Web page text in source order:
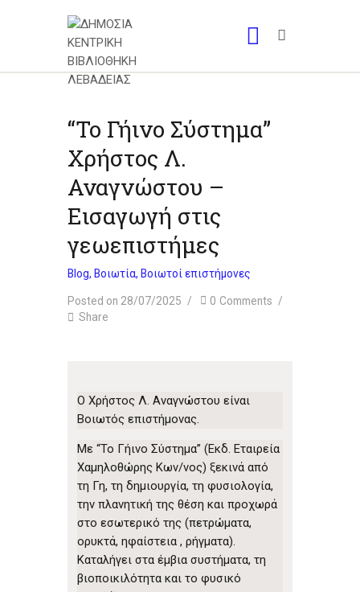
“Το Γήινο Σύστημα”
Χρήστος Λ.
Αναγνώστου –
Εισαγωγή στις
γεωεπιστήμες
Blog, Βοιωτία, Βοιωτοί επιστήμονες
Posted on 28/07/2025 0 Comments
Share
Ο Χρήστος Λ. Αναγνώστου είναι
Βοιωτός επιστήμονας.
Με “Το Γήινο Σύστημα” (Εκδ. Εταιρεία
Χαμηλοθώρης Κων/νος) ξεκινά από
τη Γη, τη δημιουργία, τη φυσιολογία,
την πλανητική της θέση και προχωρά
στο εσωτερικό της (πετρώματα,
ορυκτά, ηφαίστεια , ρήγματα).
Καταλήγει στα έμβια συστήματα, τη
βιοποικιλότητα και το φυσικό